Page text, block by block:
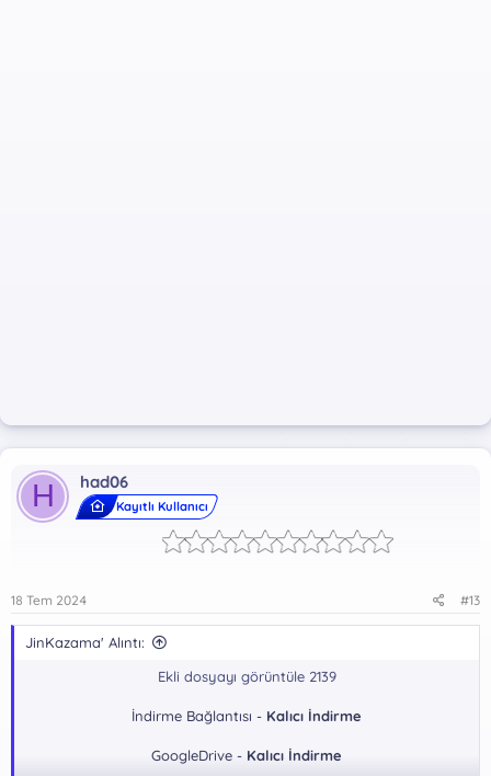
H had06
Kayıtlı Kullanıcı
18 Tem 2024 #13
JinKazama' Alıntı:
Ekli dosyayı görüntüle 2139
İndirme Bağlantısı - Kalıcı İndirme
GoogleDrive - Kalıcı İndirme